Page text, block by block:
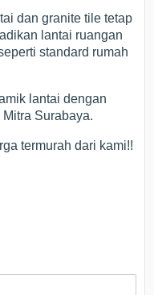
dan granite tile tetap
lantai ruangan
standard rumah
lantai dengan
Surabaya.
termurah dari kami!!